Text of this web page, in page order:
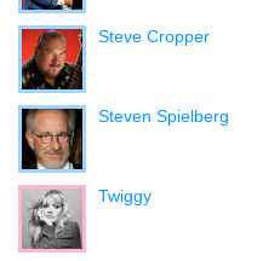
Steve Cropper
Steven Spielberg
Twiggy